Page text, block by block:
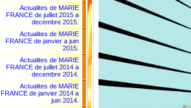
Actualites de MARIE
FRANCE de juillet 2015 a
decembre 2015.
Actualites de MARIE
FRANCE de janvier a juin
2015.
Actualites de MARIE
FRANCE de juillet 2014 a
decembre 2014.
Actualites de MARIE
FRANCE de janvier 2014 a
juin 2014.